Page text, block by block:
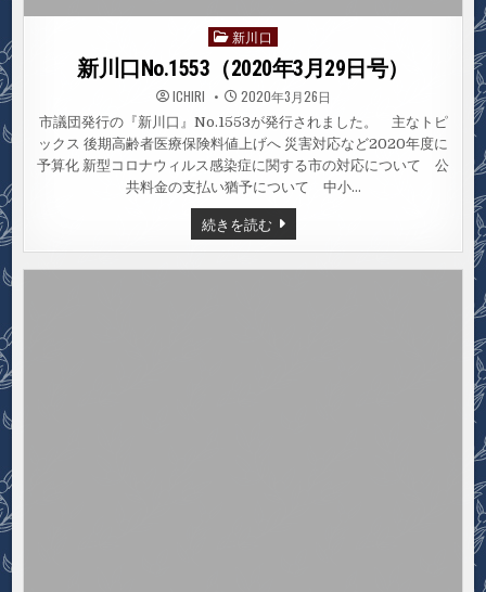
Posted
in
新川口
新川口No.1553（2020年3月29日号）
ICHIRI 2020年3月26日
市議団発行の『新川口』No.1553が発行されました。 主なトピ
ックス 後期高齢者医療保険料値上げへ 災害対応など2020年度に
予算化 新型コロナウィルス感染症に関する市の対応について 公
共料金の支払い猶予について 中小…
続きを読む新
川
口
NO.1553（2020